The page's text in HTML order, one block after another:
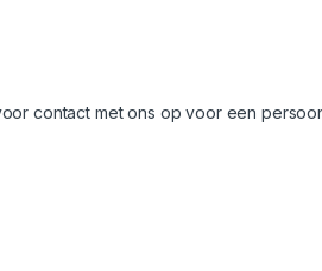
contact met ons op voor een